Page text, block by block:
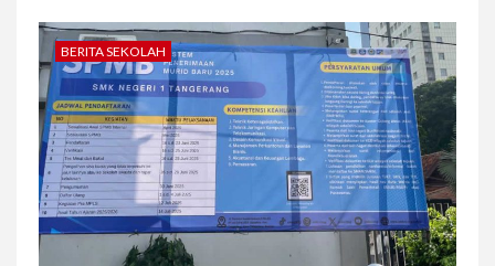
BERITA SEKOLAH